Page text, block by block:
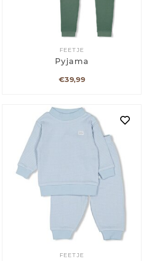
FEETJE
Pyjama
€39,99
FEETJE